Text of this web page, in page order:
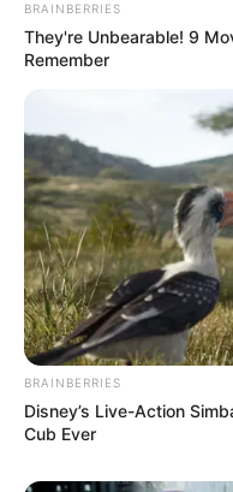
BRAINBERRIES
They're Unbearable! 9
Remember
BRAINBERRIES
Disney’s Live-Action
Cub Ever